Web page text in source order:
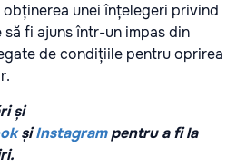
unei înțelegeri privind
fi ajuns într-un impas din
de condițiile pentru oprirea
și
șiInstagrampentru a fi la